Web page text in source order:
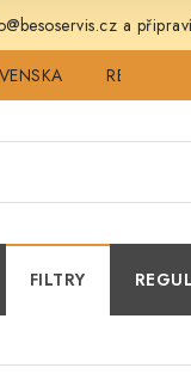
a
REVIZE
FILTRY